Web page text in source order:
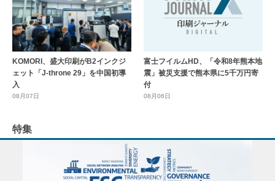
KOMORI、盛大印刷がB2インクジ
ェット「J-throne 29」を中国初導
入
08月07日
富士フイルムHD、「令和8年熊本地
震」被災支援で熊本県に5千万円寄
付
08月06日
特集